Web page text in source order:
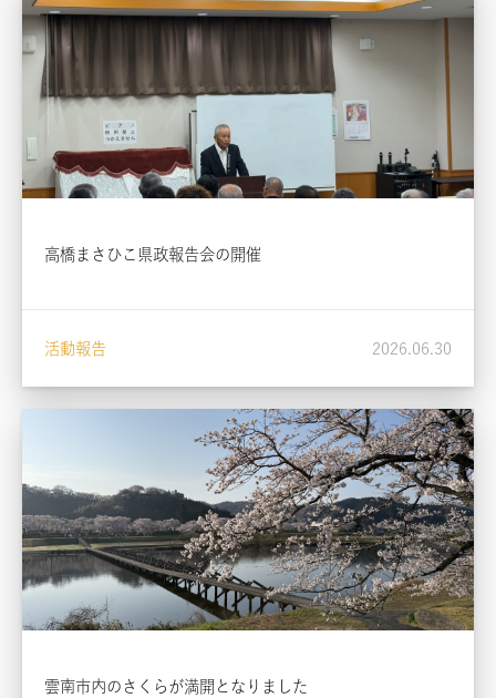
高橋まさひこ県政報告会の開催
活動報告 2026.06.30
雲南市内のさくらが満開となりました